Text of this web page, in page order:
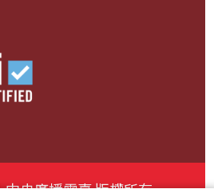
央廣播電臺 版權所有